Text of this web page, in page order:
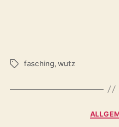
Schlagwörter
fasching,wutz